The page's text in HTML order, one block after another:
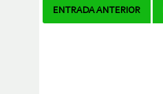
Navegador
ENTRADA ANTERIOR